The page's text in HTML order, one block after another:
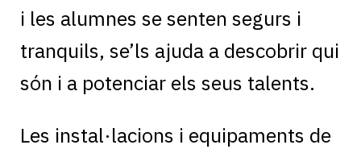
i les alumnes se senten segurs i
tranquils, se’ls ajuda a descobrir qui
són i a potenciar els seus talents.
Les instal·lacions i equipaments de